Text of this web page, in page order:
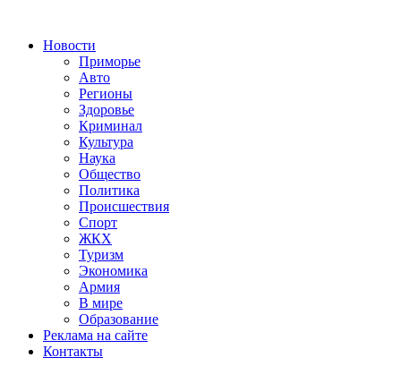
Новости
Приморье
Авто
Регионы
Здоровье
Криминал
Культура
Наука
Общество
Политика
Происшествия
Спорт
ЖКХ
Туризм
Экономика
Армия
В мире
Образование
Реклама на сайте
Контакты